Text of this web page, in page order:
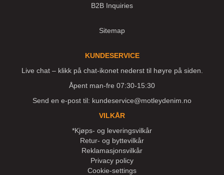
B2B Inquiries
Sitemap
KUNDESERVICE
Live chat – klikk på chat-ikonet nederst til høyre på siden.
Åpent man-fre 07:30-15:30
Send en e-post til: kundeservice@motleydenim.no
VILKÅR
*Kjøps- og leveringsvilkår
Retur- og byttevilkår
Reklamasjonsvilkår
Privacy policy
Cookie-settings